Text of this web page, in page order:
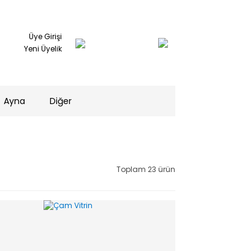
Üye Girişi
Yeni Üyelik
Ayna Diğer
Toplam 23 ürün